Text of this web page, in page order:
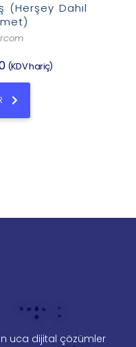
(Herşey Dahil
(KDV hariç)
uca dijital çözümler